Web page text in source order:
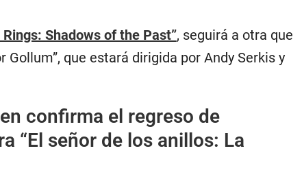
Shadows of the Past”, seguirá a otra que
Gollum”, que estará dirigida por Andy Serkis y
confirma el regreso de
“El señor de los anillos: La